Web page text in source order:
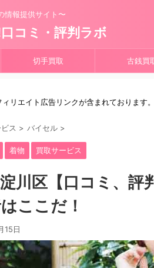
情報提供サイト〜
コミ・評判ラボ
切手買取 古銭買
リエイト広告リンクが含まれております。
ス > バイセル >
着物 買取サービス
川区【口コミ、評
ここだ！
15日